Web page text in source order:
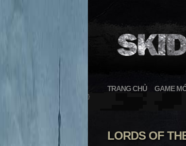
TRANG CHỦ GAME
}
LORDS OF